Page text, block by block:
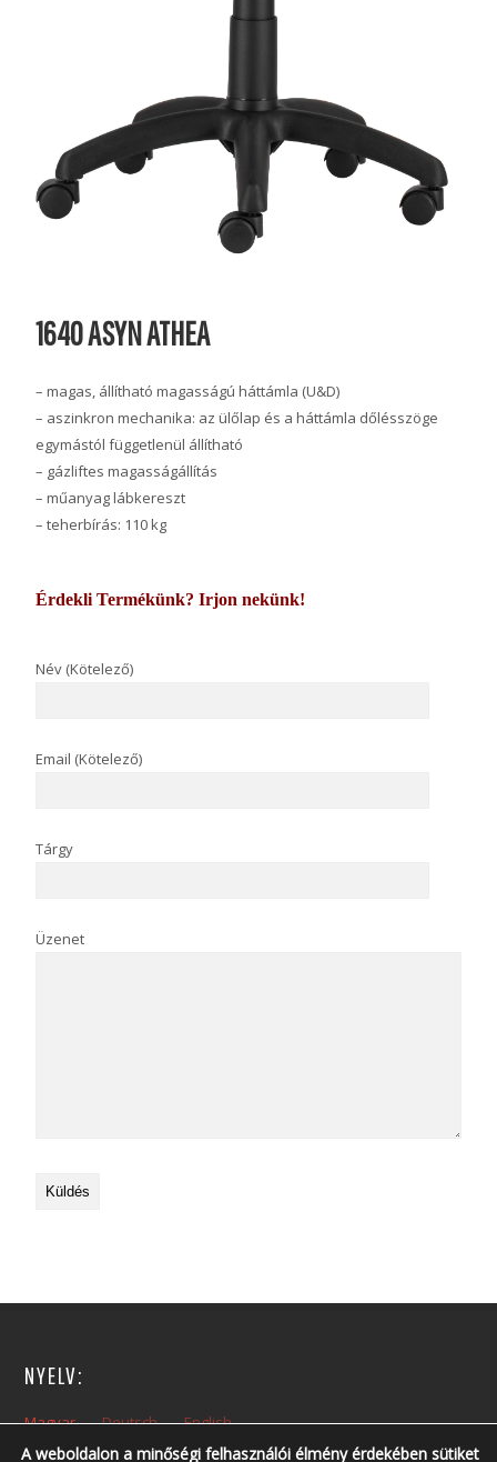
1640 ASYN ATHEA
– magas, állítható magasságú háttámla (U&D)
– aszinkron mechanika: az ülőlap és a háttámla dőlésszöge
egymástól függetlenül állítható
– gázliftes magasságállítás
– műanyag lábkereszt
– teherbírás: 110 kg
Érdekli Termékünk? Irjon nekünk!
Név (Kötelező)
Email (Kötelező)
Tárgy
Üzenet
NYELV:
Magyar Deutsch English
A weboldalon a minőségi felhasználói élmény érdekében sütiket